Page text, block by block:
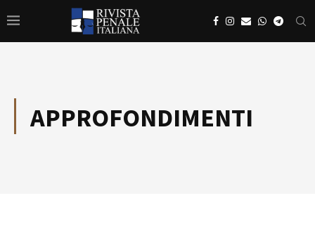
APPROFONDIMENTI